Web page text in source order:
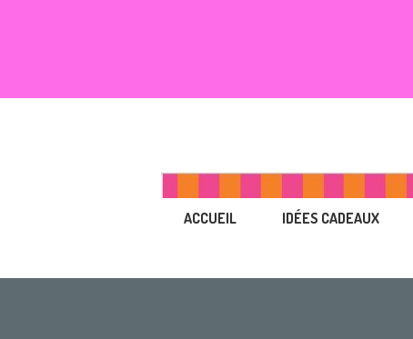
ACCUEIL IDÉES CADEAUX